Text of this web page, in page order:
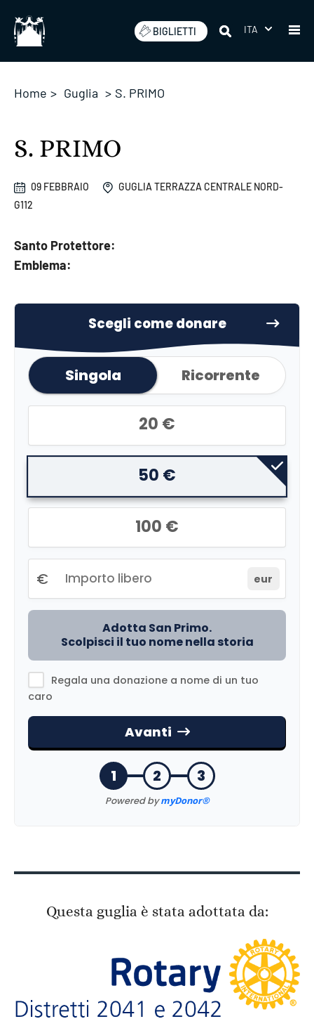
BIGLIETTI ITA
Home > Guglia > S. PRIMO
S. PRIMO
09 FEBBRAIO
GUGLIA TERRAZZA CENTRALE NORD-
G112
Santo Protettore:
Emblema:
Questa guglia è stata adottata da: